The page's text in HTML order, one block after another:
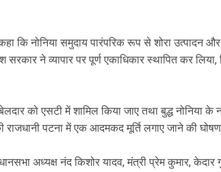
कि नोनिया समुदाय पारंपरिक रूप से शोरा उत्पादन
ने व्यापार पर पूर्ण एकाधिकार स्थापित कर
को एसटी में शामिल किया जाए तथा बुद्ध नोनिया
राजधानी पटना में एक आदमकद मूर्ति लगाए जाने की
अध्यक्ष नंद किशोर यादव, मंत्री प्रेम कुमार, केदार